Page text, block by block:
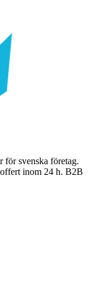
för svenska företag.
inom 24 h. B2B